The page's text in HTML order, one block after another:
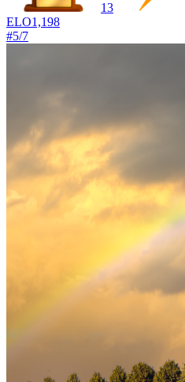
13
ELO1,198
#5/7